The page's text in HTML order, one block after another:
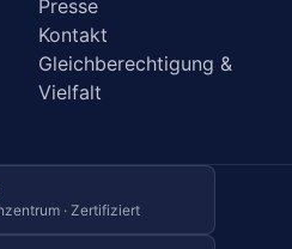
Presse
Kontakt
Gleichberechtigung &
Vielfalt
· Zertifiziert